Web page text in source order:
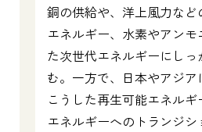
銅の供給や、洋上風力など
エネルギー、水素やアンモ
た次世代エネルギーにしっ
む。一方で、日本やアジア
こうした再生可能エネルギ
エネルギーへのトランジ